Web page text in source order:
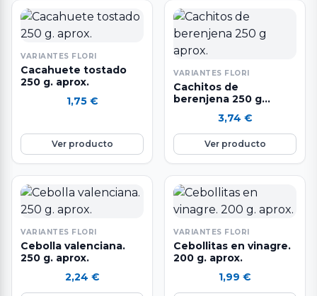
VARIANTES FLORI
Cacahuete tostado
250 g. aprox.
1,75 €
Ver producto
VARIANTES FLORI
Cachitos de
berenjena 250 g
3,74 €
Ver producto
VARIANTES FLORI
Cebolla valenciana.
250 g. aprox.
2,24 €
VARIANTES FLORI
Cebollitas en vinagre.
200 g. aprox.
1,99 €